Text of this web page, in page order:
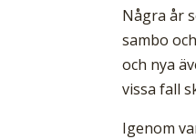
Några år
sambo
och nya
vissa fall
Igenom